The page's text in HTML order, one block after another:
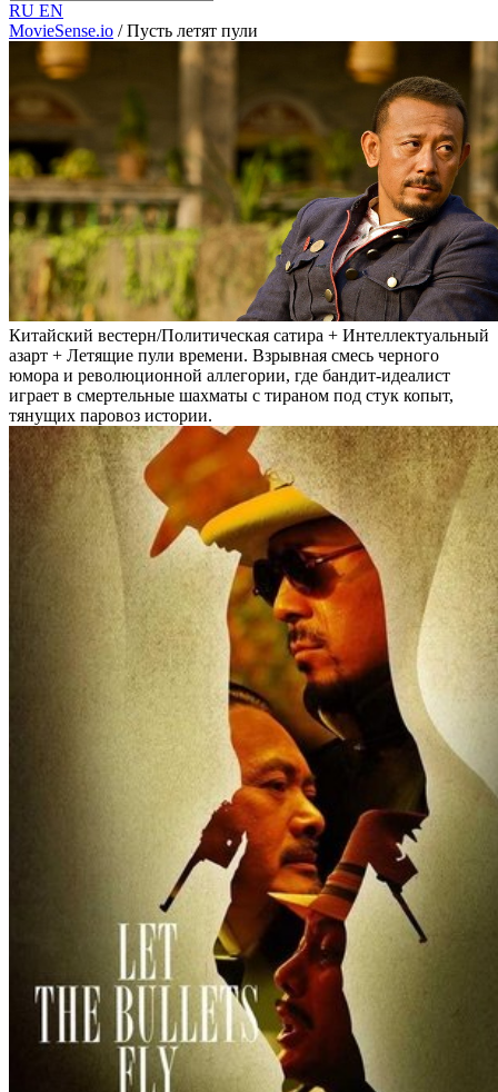
RU EN
MovieSense.io / Пусть летят пули
Китайский вестерн/Политическая сатира + Интеллектуальный
азарт + Летящие пули времени. Взрывная смесь черного
юмора и революционной аллегории, где бандит-идеалист
играет в смертельные шахматы с тираном под стук копыт,
тянущих паровоз истории.